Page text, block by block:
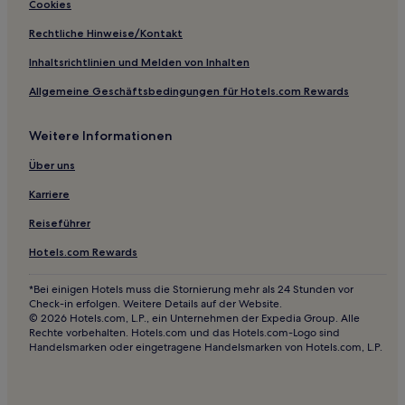
Hotels nahe Rochester Opera House
Pine River Pond: Hotels
Hotels nahe Long Island
Salisbury Hotels
Weare Hotels
Hotels nahe Tranquility Springs Wellness Spa
Cookies
Rechtliche Hinweise/Kontakt
Inhaltsrichtlinien und Melden von Inhalten
Allgemeine Geschäftsbedingungen für Hotels.com Rewards
Weitere Informationen
Über uns
Karriere
Reiseführer
Hotels.com Rewards
*Bei einigen Hotels muss die Stornierung mehr als 24 Stunden vor
Check-in erfolgen. Weitere Details auf der Website.
© 2026 Hotels.com, L.P., ein Unternehmen der Expedia Group. Alle
Rechte vorbehalten. Hotels.com und das Hotels.com-Logo sind
Handelsmarken oder eingetragene Handelsmarken von Hotels.com, L.P.